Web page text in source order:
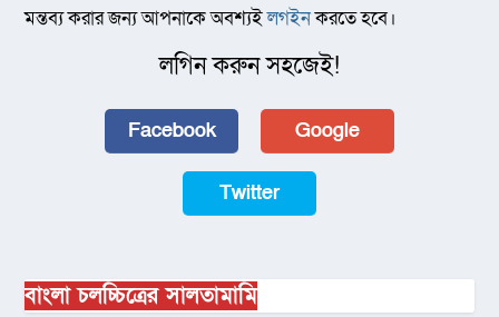
মন্তব্য করার জন্য আপনাকে অবশ্যইলগইনকরতে হবে।
লগিন করুন সহজেই!
Facebook Google
Twitter
বাংলা চলচ্চিত্রের সালতামামি